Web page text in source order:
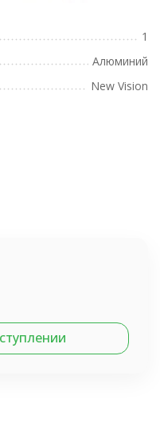
1
Алюминий
New Vision